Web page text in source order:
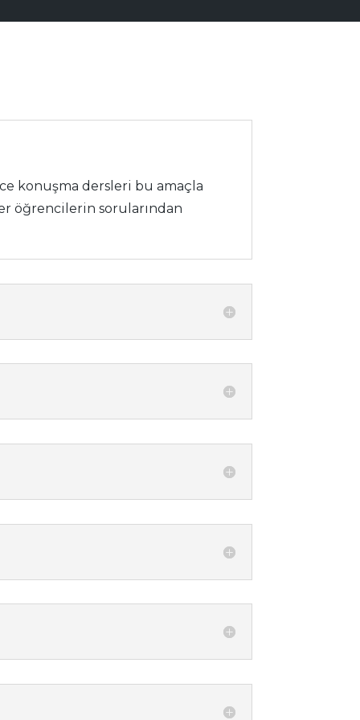
konuşma dersleri bu amaçla
öğrencilerin sorularından